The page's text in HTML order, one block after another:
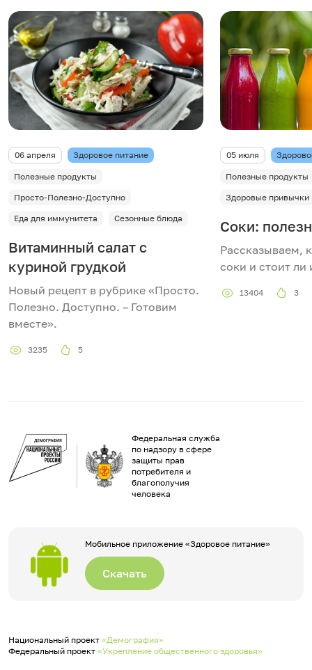
06 апреля Здоровое питание
Полезные продукты
Просто-Полезно-Доступно
Еда для иммунитета
Сезонные блюда
Витаминный салат с
куриной грудкой
Новый рецепт в рубрике «Просто.
Полезно. Доступно. – Готовим
вместе».
3235 5
05 июля
Полезные продукты
Здоровые привычки
Соки:
Рассказываем,
соки и стоит ли
13404 3
Федеральная служба
по надзору в сфере
защиты прав
потребителя и
благополучия
человека
Мобильное приложение «Здоровое питание»
Скачать
Национальный проект «Демография»
Федеральный проект «Укрепление общественного здоровья»